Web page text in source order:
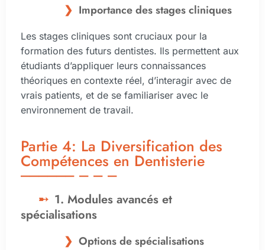
Importance des stages cliniques
Les stages cliniques sont cruciaux pour la
formation des futurs dentistes. Ils permettent aux
étudiants d’appliquer leurs connaissances
théoriques en contexte réel, d’interagir avec de
vrais patients, et de se familiariser avec le
environnement de travail.
Partie 4: La Diversification des
Compétences en Dentisterie
1. Modules avancés et
spécialisations
Options de spécialisations